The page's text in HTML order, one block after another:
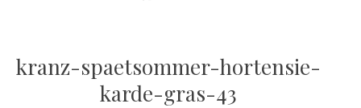
kranz-spaetsommer-hortensie-
karde-gras-43